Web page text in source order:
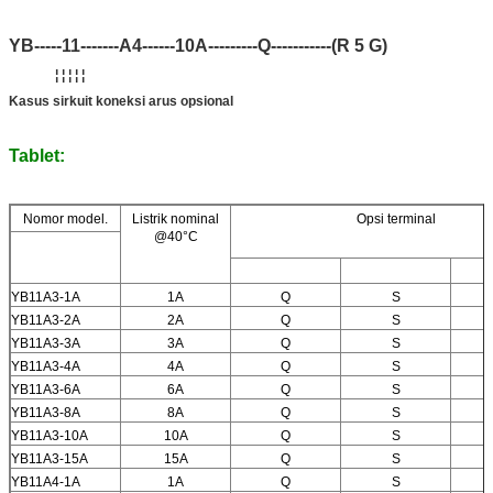
YB-----11-------A4------10A---------Q-----------(R 5 G)
¦ ¦ ¦ ¦ ¦
Kasus sirkuit koneksi arus opsional
Tablet:
Nomor model.
Listrik nominal
@40°C
Opsi terminal
YB11A3-1A 1A Q
S
YB11A3-2A
2A Q
S
YB11A3-3A
3A Q
S
YB11A3-4A
4A Q
S
YB11A3-6A
6A Q
S
YB11A3-8A
8A Q
S
YB11A3-10A
10A Q
S
YB11A3-15A
15A Q
S
YB11A4-1A
1A Q
S